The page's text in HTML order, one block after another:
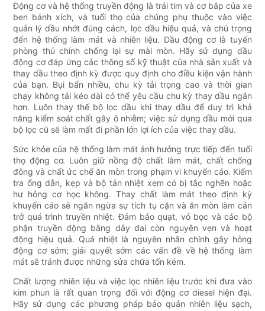
Động cơ và hệ thống truyền động là trái tim và cơ bắp của xe
ben bánh xích, và tuổi thọ của chúng phụ thuộc vào việc
quản lý dầu nhớt đúng cách, lọc dầu hiệu quả, và chú trọng
đến hệ thống làm mát và nhiên liệu. Dầu động cơ là tuyến
phòng thủ chính chống lại sự mài mòn. Hãy sử dụng dầu
động cơ đáp ứng các thông số kỹ thuật của nhà sản xuất và
thay dầu theo định kỳ được quy định cho điều kiện vận hành
của bạn. Bụi bẩn nhiều, chu kỳ tải trọng cao và thời gian
chạy không tải kéo dài có thể yêu cầu chu kỳ thay dầu ngắn
hơn. Luôn thay thế bộ lọc dầu khi thay dầu để duy trì khả
năng kiểm soát chất gây ô nhiễm; việc sử dụng dầu mới qua
bộ lọc cũ sẽ làm mất đi phần lớn lợi ích của việc thay dầu.
Sức khỏe của hệ thống làm mát ảnh hưởng trực tiếp đến tuổi
thọ động cơ. Luôn giữ nồng độ chất làm mát, chất chống
đông và chất ức chế ăn mòn trong phạm vi khuyến cáo. Kiểm
tra ống dẫn, kẹp và bộ tản nhiệt xem có bị tắc nghẽn hoặc
hư hỏng cơ học không. Thay chất làm mát theo định kỳ
khuyến cáo sẽ ngăn ngừa sự tích tụ cặn và ăn mòn làm cản
trở quá trình truyền nhiệt. Đảm bảo quạt, vỏ bọc và các bộ
phận truyền động bằng dây đai còn nguyên vẹn và hoạt
động hiệu quả. Quá nhiệt là nguyên nhân chính gây hỏng
động cơ sớm; giải quyết sớm các vấn đề về hệ thống làm
mát sẽ tránh được những sửa chữa tốn kém.
Chất lượng nhiên liệu và việc lọc nhiên liệu trước khi đưa vào
kim phun là rất quan trọng đối với động cơ diesel hiện đại.
Hãy sử dụng các phương pháp bảo quản nhiên liệu sạch,